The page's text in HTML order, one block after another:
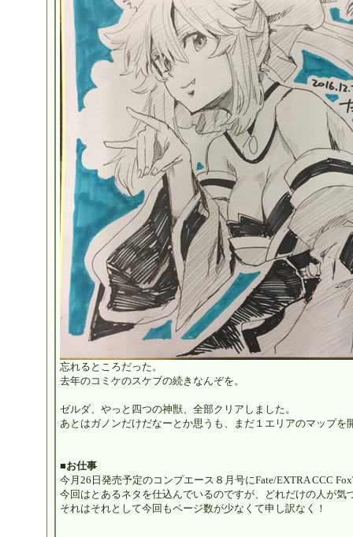
忘れるところだった。
去年のコミケのスケブの続きなんぞを。
ゼルダ、やっと四つの神獣、全部クリアしました。
あとはガノンだけだなーとか思うも、まだ１エリアのマップを
■お仕事
今月26日発売予定のコンプエース８月号にFate/EXTRA CCC
今回はとあるネタを仕込んでいるのですが、どれだけの人が気
それはそれとして今回もページ数が少なくて申し訳なく！